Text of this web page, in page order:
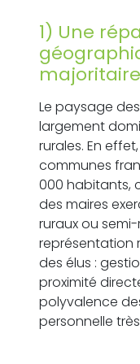
1) Une
Le paysage
largement
rurales. En
communes
000 habitants,
des maires
ruraux ou
représentation
des élus :
proximité
polyvalence
personnelle